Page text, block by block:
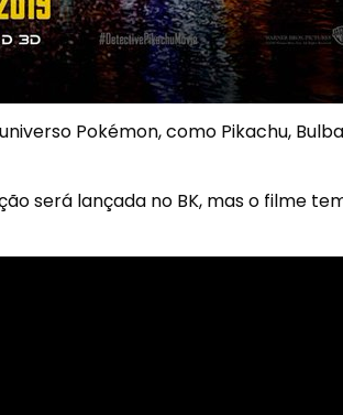
Pokémon, como Pikachu,
será lançada no BK, mas o filme